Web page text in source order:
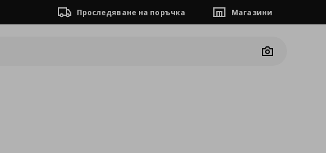
Проследяване на поръчка Магазини
Camera